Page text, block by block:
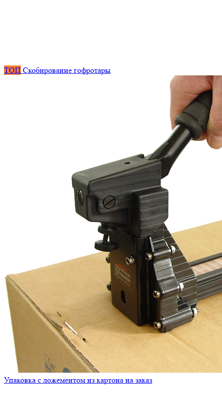
ТОП Скобирование гофротары
Упаковка с ложементом из картона на заказ